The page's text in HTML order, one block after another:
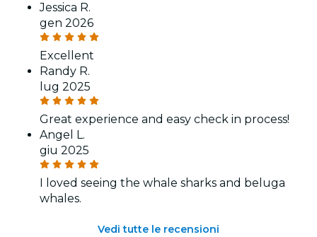
Jessica R.
gen 2026
Excellent
Randy R.
lug 2025
Great experience and easy check in process!
Angel L.
giu 2025
I loved seeing the whale sharks and beluga
whales.
Vedi tutte le recensioni